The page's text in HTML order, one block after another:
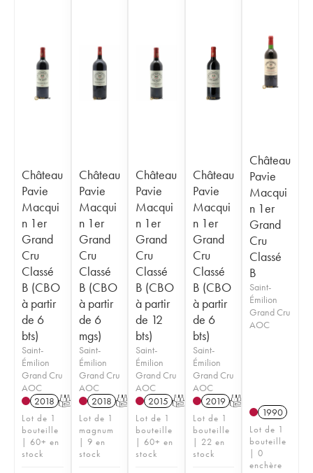
Château
Pavie
Macqui
n 1er
Grand
Cru
Classé
B (CBO
à partir
de 6
bts)
Saint-
Émilion
Grand Cru
AOC
2018 T
Lot de 1
bouteille
| 60+ en
stock
Château
Pavie
Macqui
n 1er
Grand
Cru
Classé
B (CBO
à partir
de 6
mgs)
Saint-
Émilion
Grand Cru
AOC
2018 T
Lot de 1
magnum
| 9 en
stock
Château
Pavie
Macqui
n 1er
Grand
Cru
Classé
B (CBO
à partir
de 12
bts)
Saint-
Émilion
Grand Cru
AOC
2015 T
Lot de 1
bouteille
| 60+ en
stock
Château
Pavie
Macqui
n 1er
Grand
Cru
Classé
B (CBO
à partir
de 6
bts)
Saint-
Émilion
Grand Cru
AOC
2019 T
Lot de 1
bouteille
| 22 en
stock
Château
Pavie
Macqui
n 1er
Grand
Cru
Classé
B
Saint-
Émilion
Grand Cru
AOC
1990
Lot de 1
bouteille
| 0
enchère